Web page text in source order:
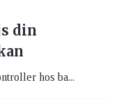
din
hos ba...